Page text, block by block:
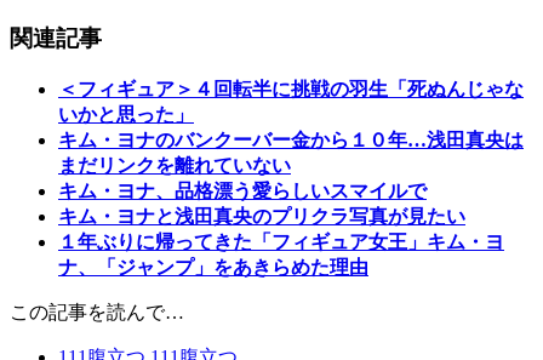
関連記事
＜フィギュア＞４回転半に挑戦の羽生「死ぬんじゃな
いかと思った」
キム・ヨナのバンクーバー金から１０年…浅田真央は
まだリンクを離れていない
キム・ヨナ、品格漂う愛らしいスマイルで
キム・ヨナと浅田真央のプリクラ写真が見たい
１年ぶりに帰ってきた「フィギュア女王」キム・ヨ
ナ、「ジャンプ」をあきらめた理由
この記事を読んで…